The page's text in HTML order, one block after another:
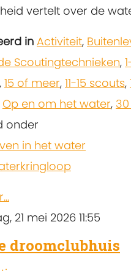
vertelt over de
inActiviteit,
Scoutingtechnieken,
, 15 of meer, 11-15 scouts,
Op en om het water,
onder
in het water
21 mei 2026 11:55
droomclubhuis